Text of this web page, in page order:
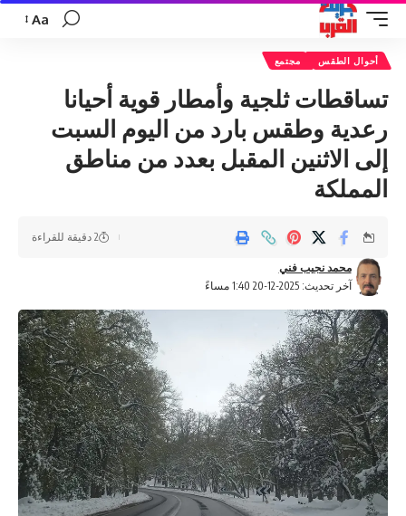
تغيير
Aa
أحوال الطقس مجتمع
تساقطات ثلجية وأمطار قوية أحيانا
رعدية وطقس بارد من اليوم السبت
إلى الاثنين المقبل بعدد من مناطق
المملكة
آخر تحديث: 2025-12-20 1:40 مساءً
محمد نجيب فني
2 دقيقة للقراءة